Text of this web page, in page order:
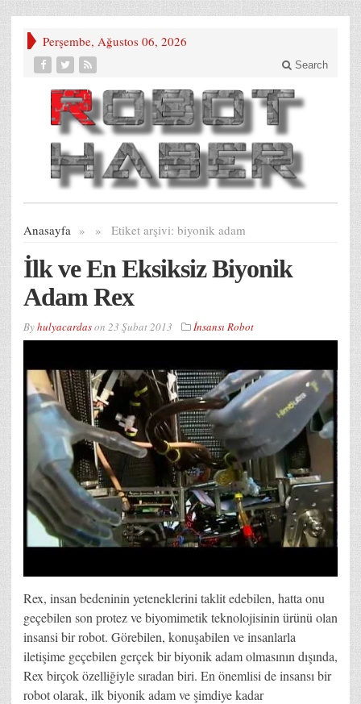
Perşembe, Ağustos 06, 2026
Search
Anasayfa » Etiket arşivi:
» biyonik adam
İlk ve En Eksiksiz Biyonik
Adam Rex
Byhulyacardason 23 Şubat 2013 İnsansı Robot
Rex, insan bedeninin yeteneklerini taklit edebilen, hatta onu
geçebilen son protez ve biyomimetik teknolojisinin ürünü olan
insansi bir robot. Görebilen, konuşabilen ve insanlarla
iletişime geçebilen gerçek bir biyonik adam olmasının dışında,
Rex birçok özelliğiyle sıradan biri. En önemlisi de insansı bir
robot olarak, ilk biyonik adam ve şimdiye kadar